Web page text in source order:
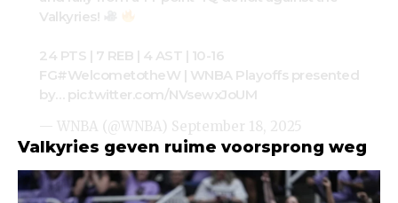
Valkyries!
24 PTS | 7 REB | 4 AST | 10-16
FG#WelcometotheW | WNBA Playoffs presented
by… pic.twitter.com/NVsewxJoUM
— WNBA (@WNBA) September 18, 2025
Valkyries geven ruime voorsprong weg